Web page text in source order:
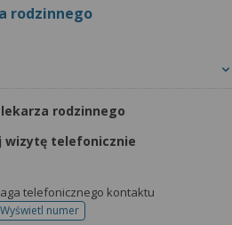
rodzinnego
rodzinnego
wizytę telefonicznie
telefonicznego kontaktu
Wyświetl numertelefonu do rejestracji